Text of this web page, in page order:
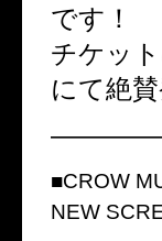
です！
チケッ
にて絶賛
■CROW
NEW